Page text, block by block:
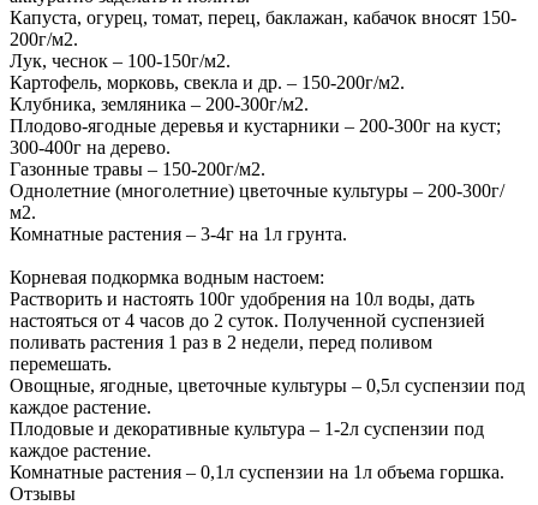
Капуста, огурец, томат, перец, баклажан, кабачок вносят 150-
200г/м2.
Лук, чеснок – 100-150г/м2.
Картофель, морковь, свекла и др. – 150-200г/м2.
Клубника, земляника – 200-300г/м2.
Плодово-ягодные деревья и кустарники – 200-300г на куст;
300-400г на дерево.
Газонные травы – 150-200г/м2.
Однолетние (многолетние) цветочные культуры – 200-300г/
м2.
Комнатные растения – 3-4г на 1л грунта.
Корневая подкормка водным настоем:
Растворить и настоять 100г удобрения на 10л воды, дать
настояться от 4 часов до 2 суток. Полученной суспензией
поливать растения 1 раз в 2 недели, перед поливом
перемешать.
Овощные, ягодные, цветочные культуры – 0,5л суспензии под
каждое растение.
Плодовые и декоративные культура – 1-2л суспензии под
каждое растение.
Комнатные растения – 0,1л суспензии на 1л объема горшка.
Отзывы